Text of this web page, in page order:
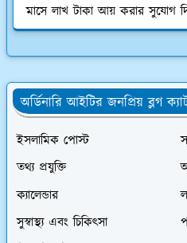
মাসে লাখ টাকা আয় করার সুযোগ
অর্ডিনারি আইটির জনপ্রিয় ব্লগ
ইসলামিক পোস্ট
তথ্য প্রযুক্তি
ক্যালেন্ডার
সুস্বাস্থ্য এবং চিকিৎসা